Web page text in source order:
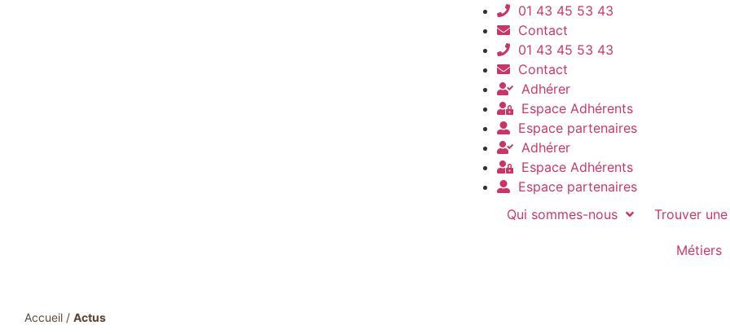
01 43 45 53 43
Contact
01 43 45 53 43
Contact
Adhérer
Espace Adhérents
Espace partenaires
Adhérer
Espace Adhérents
Espace partenaires
Qui sommes-nous
Trouver
Métiers
Accueil / Actus